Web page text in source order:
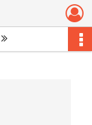
Page suivante : 1/20